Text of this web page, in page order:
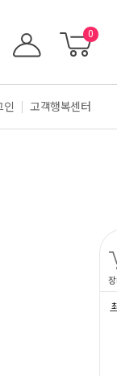
0
인 고객행복센터